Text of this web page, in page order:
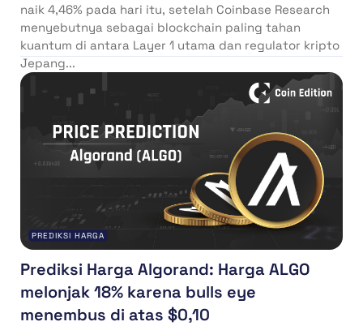
naik 4,46% pada hari itu, setelah Coinbase Research
menyebutnya sebagai blockchain paling tahan
kuantum di antara Layer 1 utama dan regulator kripto
Jepang...
PREDIKSI HARGA
Prediksi Harga Algorand: Harga ALGO
melonjak 18% karena bulls eye
menembus di atas $0,10